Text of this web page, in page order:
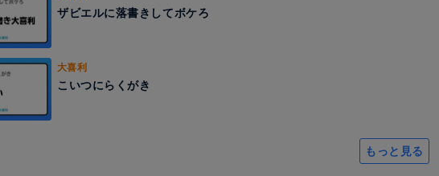
ザビエルに落書きしてボケろ
大喜利
こいつにらくがき
もっと見る